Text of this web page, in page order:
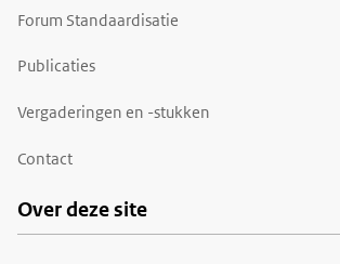
Forum Standaardisatie
Publicaties
Vergaderingen en -stukken
Contact
Over deze site